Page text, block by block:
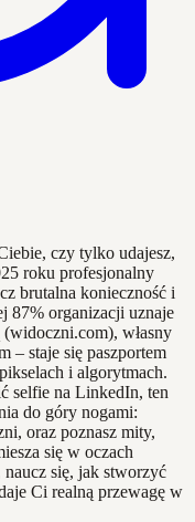
czy tylko udajesz,
roku profesjonalny
brutalna konieczność i
87% organizacji uznaje
własny
– staje się paszportem
i algorytmach.
selfie na LinkedIn, ten
do góry nogami:
oraz poznasz mity,
się w oczach
naucz się, jak stworzyć
Ci realną przewagę w